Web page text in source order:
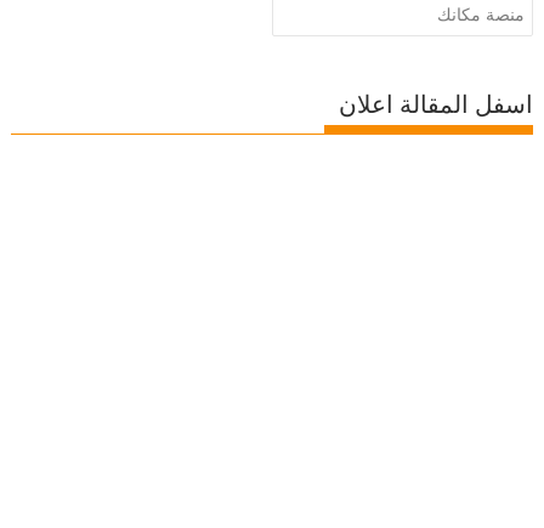
منصة مكانك
اسفل المقالة اعلان